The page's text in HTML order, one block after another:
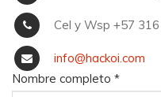
Cel y Wsp +57
info@hackoi.com
Nombre completo *